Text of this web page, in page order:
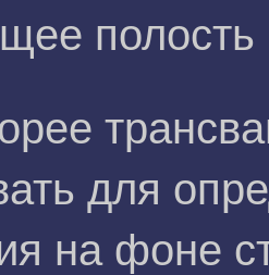
полость
для
на фоне